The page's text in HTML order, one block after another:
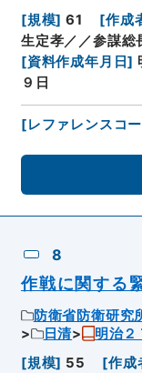
[規模] 61 [作成
生定孝／／参謀総
[資料作成年月日]
９日
[レファレンスコ
8
作戦に関する
防衛省防衛研究
日清
明治
[規模] 55 [作成